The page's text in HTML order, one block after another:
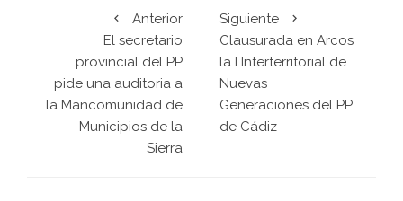
Anterior
El secretario
provincial del PP
pide una auditoria a
la Mancomunidad de
Municipios de la
Sierra
Siguiente
Clausurada en Arcos
la I Interterritorial de
Nuevas
Generaciones del PP
de Cádiz